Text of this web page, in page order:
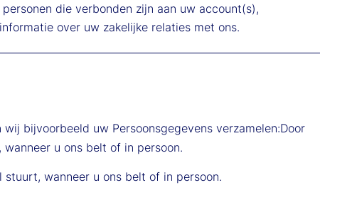
die verbonden zijn aan uw account(s),
over uw zakelijke relaties met ons.
bijvoorbeeld uw Persoonsgegevens verzamelen:Door
u ons belt of in persoon.
wanneer u ons belt of in persoon.